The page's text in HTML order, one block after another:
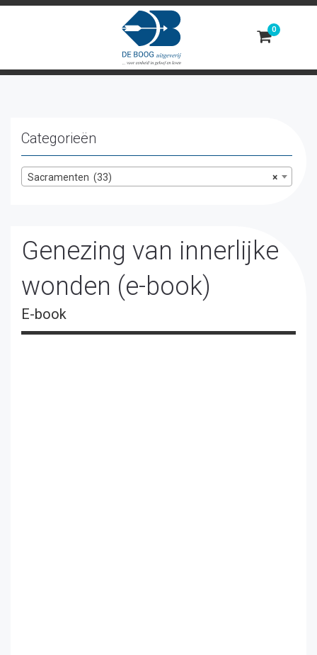
Categorieën
×
Sacramenten (33)
Genezing van innerlijke
wonden (e-book)
E-book